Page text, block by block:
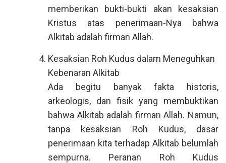
memberikan bukti-bukti akan kesaksian
Kristus atas penerimaan-Nya bahwa
Alkitab adalah firman Allah.
Kesaksian Roh Kudus dalam Meneguhkan
Kebenaran Alkitab
Ada begitu banyak fakta historis,
arkeologis, dan fisik yang membuktikan
bahwa Alkitab adalah firman Allah. Namun,
tanpa kesaksian Roh Kudus, dasar
penerimaan kita terhadap Alkitab belumlah
sempurna. Peranan Roh Kudus